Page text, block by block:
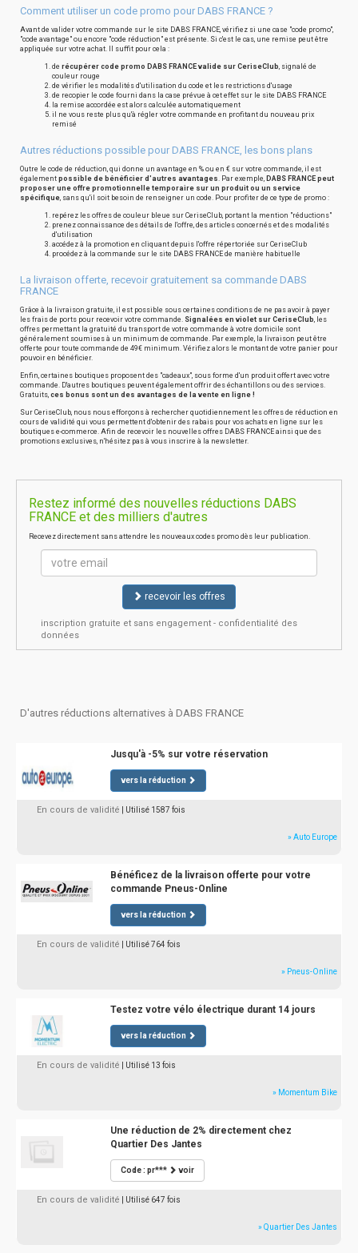
Comment utiliser un code promo pour DABS FRANCE ?
Avant de valider votre commande sur le site DABS FRANCE, vérifiez si une case "code promo",
"code avantage" ou encore "code réduction" est présente. Si c'est le cas, une remise peut être
appliquée sur votre achat. Il suffit pour cela :
de récupérer code promo DABS FRANCE valide sur CeriseClub, signalé de
couleur rouge
de vérifier les modalités d'utilisation du code et les restrictions d'usage
de recopier le code fourni dans la case prévue à cet effet sur le site DABS FRANCE
la remise accordée est alors calculée automatiquement
il ne vous reste plus qu'à régler votre commande en profitant du nouveau prix
remisé
Autres réductions possible pour DABS FRANCE, les bons plans
Outre le code de réduction, qui donne un avantage en % ou en € sur votre commande, il est
également possible de bénéficier d'autres avantages. Par exemple, DABS FRANCE peut
proposer une offre promotionnelle temporaire sur un produit ou un service
spécifique, sans qu'il soit besoin de renseigner un code. Pour profiter de ce type de promo :
repérez les offres de couleur bleue sur CeriseClub, portant la mention "réductions"
prenez connaissance des détails de l'offre, des articles concernés et des modalités
d'utilisation
accédez à la promotion en cliquant depuis l'offre répertoriée sur CeriseClub
procédez à la commande sur le site DABS FRANCE de manière habituelle
La livraison offerte, recevoir gratuitement sa commande DABS
FRANCE
Grâce à la livraison gratuite, il est possible sous certaines conditions de ne pas avoir à payer
les frais de ports pour recevoir votre commande. Signalées en violet sur CeriseClub, les
offres permettant la gratuité du transport de votre commande à votre domicile sont
généralement soumises à un minimum de commande. Par exemple, la livraison peut être
offerte pour toute commande de 49€ minimum. Vérifiez alors le montant de votre panier pour
pouvoir en bénéficier.
Enfin, certaines boutiques proposent des "cadeaux", sous forme d'un produit offert avec votre
commande. D'autres boutiques peuvent également offrir des échantillons ou des services.
Gratuits, ces bonus sont un des avantages de la vente en ligne !
Sur CeriseClub, nous nous efforçons à rechercher quotidiennement les offres de réduction en
cours de validité qui vous permettent d'obtenir des rabais pour vos achats en ligne sur les
boutiques e-commerce. Afin de recevoir les nouvelles offres DABS FRANCE ainsi que des
promotions exclusives, n'hésitez pas à vous inscrire à la newsletter.
Restez informé des nouvelles réductions DABS
FRANCE et des milliers d'autres
Recevez directement sans attendre les nouveaux codes promo dès leur publication.
recevoir les offres
inscription gratuite et sans engagement - confidentialité des
données
D'autres réductions alternatives à DABS FRANCE
Jusqu'à -5% sur votre réservation
vers la réduction
En cours de validité | Utilisé 1587 fois
» Auto Europe
Bénéficez de la livraison offerte pour votre
commande Pneus-Online
vers la réduction
En cours de validité | Utilisé 764 fois
» Pneus-Online
Testez votre vélo électrique durant 14 jours
vers la réduction
En cours de validité | Utilisé 13 fois
» Momentum Bike
Une réduction de 2% directement chez
Quartier Des Jantes
Code : pr*** voir
En cours de validité | Utilisé 647 fois
» Quartier Des Jantes